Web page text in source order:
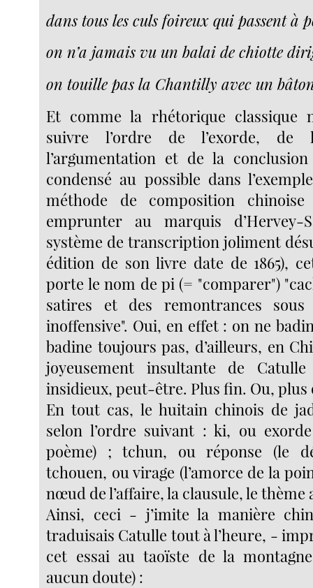
dans tous les culs foireux qui passent à
on n’a jamais vu un balai de chiotte
on touille pas la Chantilly avec un
Et comme la rhétorique classique
suivre l’ordre de l’exorde, de
l’argumentation et de la
condensé au possible dans
méthode de composition
emprunter au marquis d’Hervey-
système de transcription joliment
édition de son livre date de 1865),
porte le nom de pi (= "comparer")
satires et des remontrances sous
inoffensive". Oui, en effet : on ne
badine toujours pas, d’ailleurs, en
joyeusement insultante de
insidieux, peut-être. Plus fin. Ou, plus
En tout cas, le huitain chinois de
selon l’ordre suivant : ki, ou
poème) ; tchun, ou réponse (le
tchouen, ou virage (l’amorce de la
nœud de l’affaire, la clausule, le
Ainsi, ceci - j’imite la manière
traduisais Catulle tout à l’heure, -
cet essai au taoïste de la
aucun doute) :